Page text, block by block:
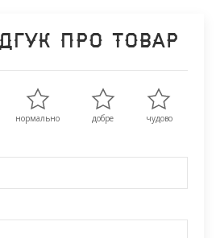
про товар
нормально добре чудово